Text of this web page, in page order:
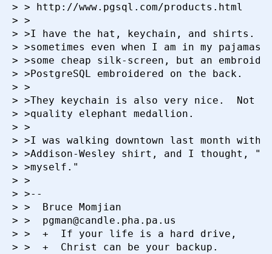
> >	http://www.pgsql.com/products.html
> >
> >I have the hat, keychain, and shirts.
> >sometimes even when I am in my
> >some cheap silk-screen, but an
> >PostgreSQL embroidered on the back.
> >
> >They keychain is also very nice.  Not
> >quality elephant medallion.
> >
> >I was walking downtown last month with
> >Addison-Wesley shirt, and I thought,
> >myself."
> >
> >--
> >  Bruce Momjian                        |
> >  pgman@candle.pha.pa.us               |
> >  +  If your life is a hard drive,     |
> >  +  Christ can be your backup.        |